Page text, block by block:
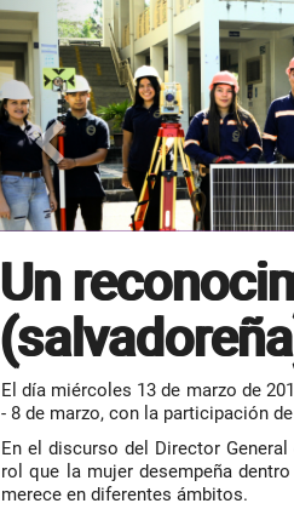
Un
El día miércoles 13 de marzo de
- 8 de marzo, con la participación
En el discurso del Director
rol que la mujer desempeña
merece en diferentes ámbitos.